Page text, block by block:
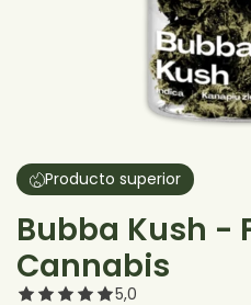
Producto superior
Bubba Kush -
Cannabis
5,0